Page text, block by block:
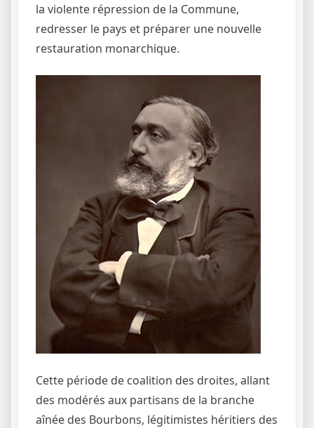
la violente répression de la Commune,
redresser le pays et préparer une nouvelle
restauration monarchique.
Cette période de coalition des droites, allant
des modérés aux partisans de la branche
aînée des Bourbons, légitimistes héritiers des